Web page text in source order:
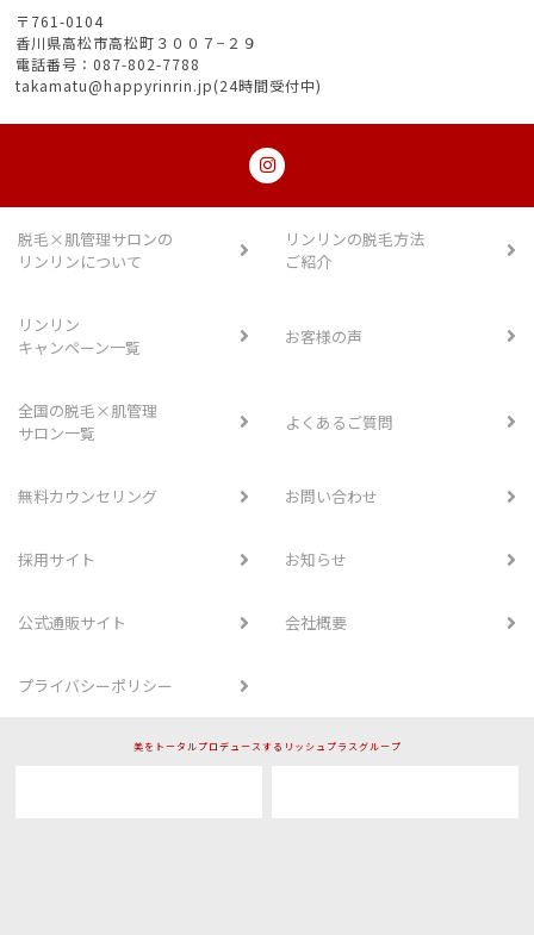
〒761-0104
香川県高松市高松町３００７−２９
電話番号：087-802-7788
takamatu@happyrinrin.jp(24時間受付中)
脱毛×肌管理サロンの
リンリンについて
リンリンの脱毛方法
ご紹介
リンリン
キャンペーン一覧
お客様の声
全国の脱毛×肌管理
サロン一覧
よくあるご質問
無料カウンセリング お問い合わせ
採用サイト お知らせ
公式通販サイト 会社概要
プライバシーポリシー
美をトータルプロデュースするリッシュプラスグループ